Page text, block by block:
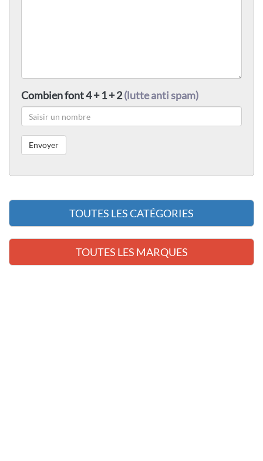
Combien font 4 + 1 + 2(lutte anti spam)
TOUTES LES CATÉGORIES
TOUTES LES MARQUES